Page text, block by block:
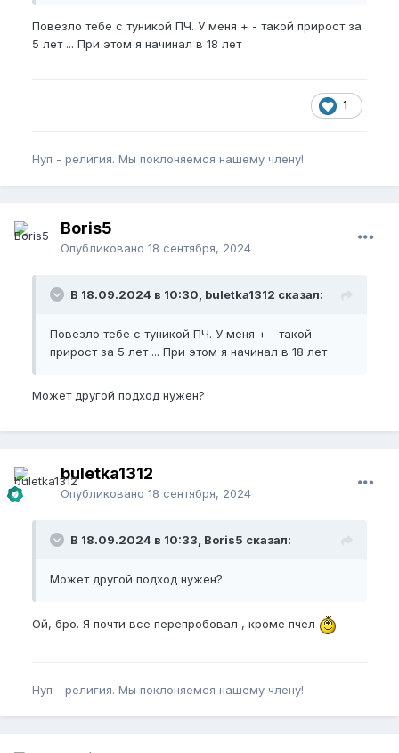
Жировая прослойка толстая, вешу 95 рост 180,
занимаюсь силовыми почти каждый день, уже
Нупим дальше, приношу ещё стрейчер на левую
вредно для роста. Цель 25 обхват 16.
Да, пью ВСАА и л аргинин для занятий, от креатина
со стрейчером это неудобно. Ношу 7- 10 часов в
день, 6/1. Всем удачи и роста!
Повезло тебе с туникой ПЧ. У меня + - такой прирост за
5 лет ... При этом я начинал в 18 лет
1
Нуп - религия. Мы поклоняемся нашему члену!
Boris5
Опубликовано 18 сентября, 2024
В 18.09.2024 в 10:30, buletka1312 сказал:
Повезло тебе с туникой ПЧ. У меня + - такой
прирост за 5 лет ... При этом я начинал в 18 лет
Может другой подход нужен?
buletka1312
Опубликовано 18 сентября, 2024
В 18.09.2024 в 10:33, Boris5 сказал:
Может другой подход нужен?
Ой, бро. Я почти все перепробовал , кроме пчел
Нуп - религия. Мы поклоняемся нашему члену!